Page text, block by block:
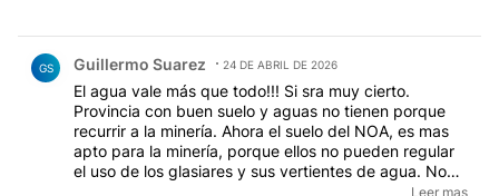
GS Guillermo Suarez 24 DE ABRIL DE 2026
El agua vale más que todo!!! Si sra muy cierto.
Provincia con buen suelo y aguas no tienen porque
recurrir a la minería. Ahora el suelo del NOA, es mas
apto para la minería, porque ellos no pueden regular
el uso de los glasiares y sus vertientes de agua. No
son adultos acaso? Ud los quiere condenar a queLeer mas